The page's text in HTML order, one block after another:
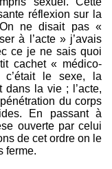
réflexion sur la
ne disait pas «
à l’acte » j’avais
ce je ne sais quoi
cachet « médico-
c’était le sexe, la
dans la vie ; l’acte,
du corps
En passant à
ouverte par celui
de cet ordre on le
ferme.